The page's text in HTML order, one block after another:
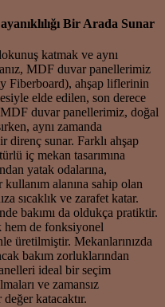
Bir Arada Sunar
katmak ve aynı
MDF duvar panellerimiz
Fiberboard), ahşap liflerinin
elde edilen, son derece
duvar panellerimiz, doğal
aynı zamanda
direnç sunar. Farklı ahşap
iç mekan tasarımına
yatak odalarına,
alanına sahip olan
sıcaklık ve zarafet katar.
bakımı da oldukça pratiktir.
de fonksiyonel
üretilmiştir. Mekanlarınızda
bakım zorluklarından
ideal bir seçim
ve zamansız
değer katacaktır.